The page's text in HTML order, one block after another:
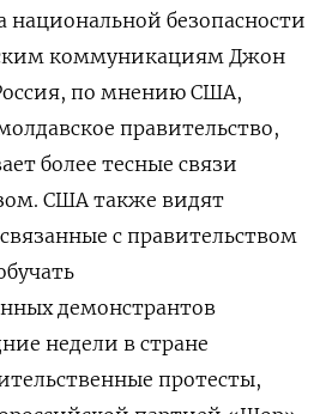
национальной безопасности
коммуникациям Джон
по мнению США,
правительство,
более тесные связи
США также видят
с правительством
демонстрантов
недели в стране
протесты,